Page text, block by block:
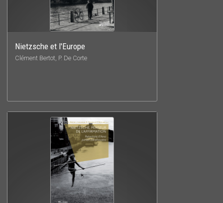
Nietzsche et l'Europe
Clément Bertot, P. De Corte